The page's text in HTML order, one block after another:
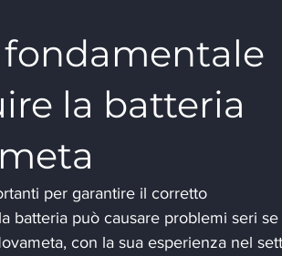
la batteria
per garantire il corretto
batteria può causare problemi seri
con la sua esperienza nel